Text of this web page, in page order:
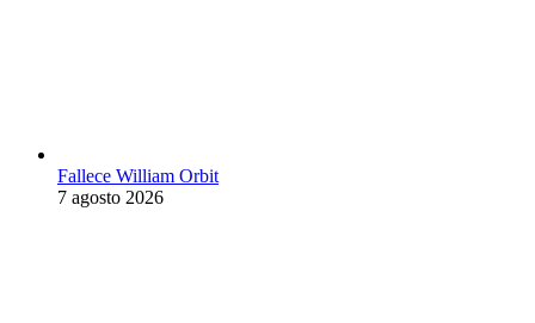
Fallece William Orbit
7 agosto 2026